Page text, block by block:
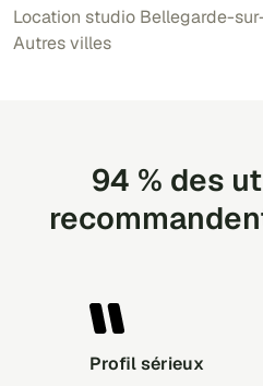
Location studio Bellegarde-
Autres villes
94 % des
Profil sérieux